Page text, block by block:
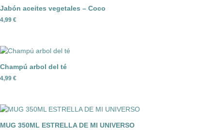
Jabón aceites vegetales – Coco
4,99 €
Champú arbol del té
4,99 €
MUG 350ML ESTRELLA DE MI UNIVERSO